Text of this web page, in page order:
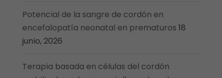
Potencial de la sangre de cordón en
encefalopatía neonatal en prematuros 18
junio, 2026
Terapia basada en células del cordón